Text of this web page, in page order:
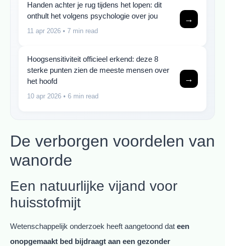
Handen achter je rug tijdens het lopen: dit
onthult het volgens psychologie over jou
11 apr 2026 • 7 min read
→
Hoogsensitiviteit officieel erkend: deze 8
sterke punten zien de meeste mensen over
het hoofd
10 apr 2026 • 6 min read
→
De verborgen voordelen van
wanorde
Een natuurlijke vijand voor
huisstofmijt
Wetenschappelijk onderzoek heeft aangetoond dat een
onopgemaakt bed bijdraagt aan een gezonder